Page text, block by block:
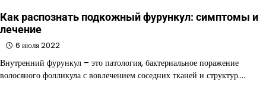
Как распознать подкожный фурункул: симптомы и
лечение
6 июля 2022
Внутренний фурункул – это патология, бактериальное поражение
волосяного фолликула с вовлечением соседних тканей и структур.…